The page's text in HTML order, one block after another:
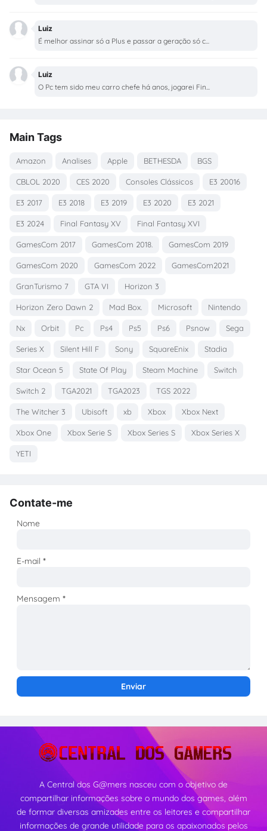
Luiz
É melhor assinar só a Plus e passar a geração só c...
Luiz
O Pc tem sido meu carro chefe há anos, jogarei Fin...
Main Tags
Amazon Analises Apple BETHESDA BGS
CBLOL 2020 CES 2020 Consoles Clássicos E3 20016
E3 2017 E3 2018 E3 2019 E3 2020 E3 2021
E3 2024 Final Fantasy XV Final Fantasy XVI
GamesCom 2017 GamesCom 2018. GamesCom 2019
GamesCom 2020 GamesCom 2022 GamesCom2021
GranTurismo 7 GTA VI Horizon 3
Horizon Zero Dawn 2 Mad Box. Microsoft Nintendo
Nx Orbit Pc Ps4 Ps5 Ps6 Psnow Sega
Series X Silent Hill F Sony SquareEnix Stadia
Star Ocean 5 State Of Play Steam Machine Switch
Switch 2 TGA2021 TGA2023 TGS 2022
The Witcher 3 Ubisoft xb Xbox Xbox Next
Xbox One Xbox Serie S Xbox Series S Xbox Series X
YETI
Contate-me
Nome
E-mail*
Mensagem*
A Central dos G@mers nasceu com o objetivo de
compartilhar informações sobre o mundo dos games, além
de formar diversas amizades entre os leitores e compartilhar
informações de grande utilidade para os apaixonados pelos